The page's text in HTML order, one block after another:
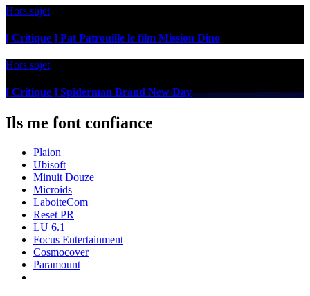
Hors sujet
[ Critique ] Pat Patrouille le film Mission Dino
Hors sujet
[ Critique ] Spiderman Brand New Day
Ils me font confiance
Plaion
Ubisoft
Minuit Douze
Microids
LaboiteCom
Reset PR
LU 6.1
Focus Entertainment
Cosmocover
Paramount